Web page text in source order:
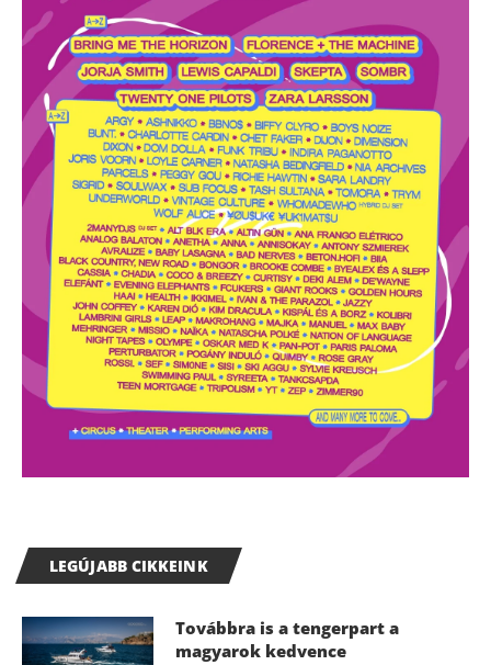
LEGÚJABB CIKKEINK
Továbbra is a tengerpart a
magyarok kedvence